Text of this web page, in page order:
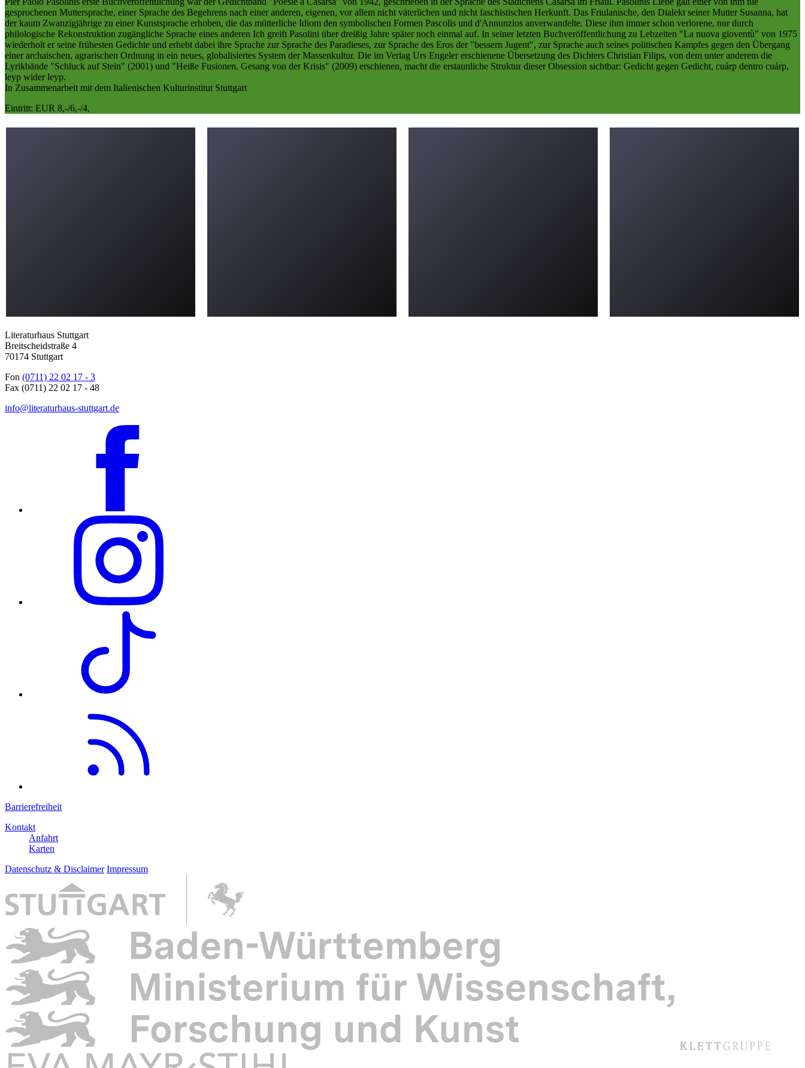
gesprochenen Muttersprache, einer Sprache des Begehrens nach einer anderen, eigenen, vor allem nicht väterlichen und nicht faschistischen Herkunft. Das Friulanische, den Dialekt seiner Mutter Susanna, hat
der kaum Zwanzigjährige zu einer Kunstsprache erhoben, die das mütterliche Idiom den symbolischen Formen Pascolis und d'Annunzios anverwandelte. Diese ihm immer schon verlorene, nur durch
philologische Rekonstruktion zugängliche Sprache eines anderen Ich greift Pasolini über dreißig Jahre später noch einmal auf. In seiner letzten Buchveröffentlichung zu Lebzeiten "La nuova gioventù" von 1975
wiederholt er seine frühesten Gedichte und erhebt dabei ihre Sprache zur Sprache des Paradieses, zur Sprache des Eros der "bessern Jugent", zur Sprache auch seines politischen Kampfes gegen den Übergang
einer archaischen, agrarischen Ordnung in ein neues, globalisiertes System der Massenkultur. Die im Verlag Urs Engeler erschienene Übersetzung des Dichters Christian Filips, von dem unter anderem die
Lyrikbände "Schluck auf Stein" (2001) und "Heiße Fusionen. Gesang von der Krisis" (2009) erschienen, macht die erstaunliche Struktur dieser Obsession sichtbar: Gedicht gegen Gedicht, cuárp dentro cuárp,
leyp wider leyp.
In Zusammenarbeit mit dem Italienischen Kulturinstitut Stuttgart
Eintritt: EUR 8,-/6,-/4,
Literaturhaus Stuttgart
Breitscheidstraße 4
70174 Stuttgart
Fon (0711) 22 02 17 - 3
Fax (0711) 22 02 17 - 48
info@literaturhaus-stuttgart.de
Barrierefreiheit
Kontakt
Anfahrt
Karten
Datenschutz & Disclaimer Impressum